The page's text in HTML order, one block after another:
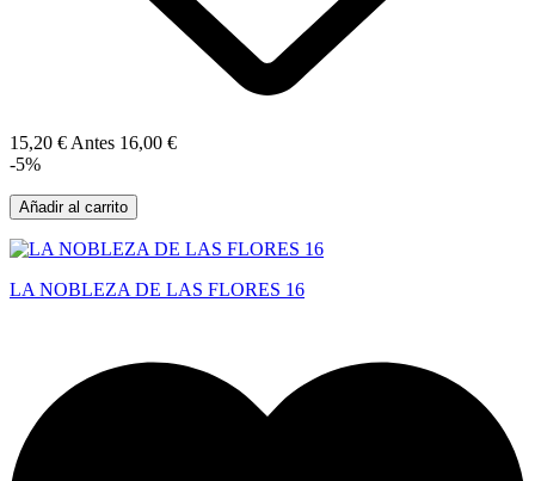
15,20 €Antes 16,00 €
-5%
Añadir al carrito
LA NOBLEZA DE LAS FLORES 16